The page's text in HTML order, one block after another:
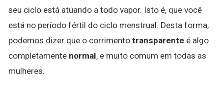
seu ciclo está atuando a todo vapor. Isto é, que você
está no período fértil do ciclo menstrual. Desta forma,
podemos dizer que o corrimento transparente é algo
completamente normal, e muito comum em todas as
mulheres.